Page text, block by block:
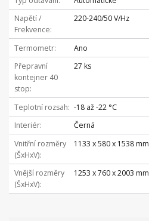
Napětí /
Frekvence
220-240/50 V/Hz
Termometr
Ano
Přepravní
kontejner 40
stop
27 ks
Teplotní rozsah
-18 až -22 °C
Interiér
Černá
Vnitřní rozměry
(ŠxHxV)
1133 x 580 x 1538 mm
Vnější rozměry
(ŠxHxV)
1253 x 760 x 2003 mm